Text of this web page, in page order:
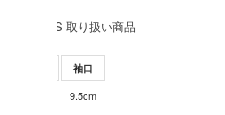
取り扱い商品
袖口
9.5cm